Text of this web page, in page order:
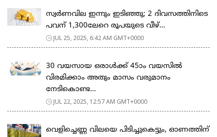
സ്വർണവില ഇന്നും ഇടിഞ്ഞു; 2 ദിവസത്തിനിടെ
പവന് 1,300ലേറെ രൂപയുടെ വീഴ്...
JUL 25, 2025, 6:42 AM GMT+0000
30 വയസായ ഒരാൾക്ക് 45ാം വയസിൽ
വിരമിക്കാം അതും മാസം വരുമാനം
നേടികൊണ്ട...
JUL 22, 2025, 12:57 AM GMT+0000
വെളിച്ചെണ്ണ വിലയെ പിടിച്ചുകെട്ടും, ഓണത്തിന്